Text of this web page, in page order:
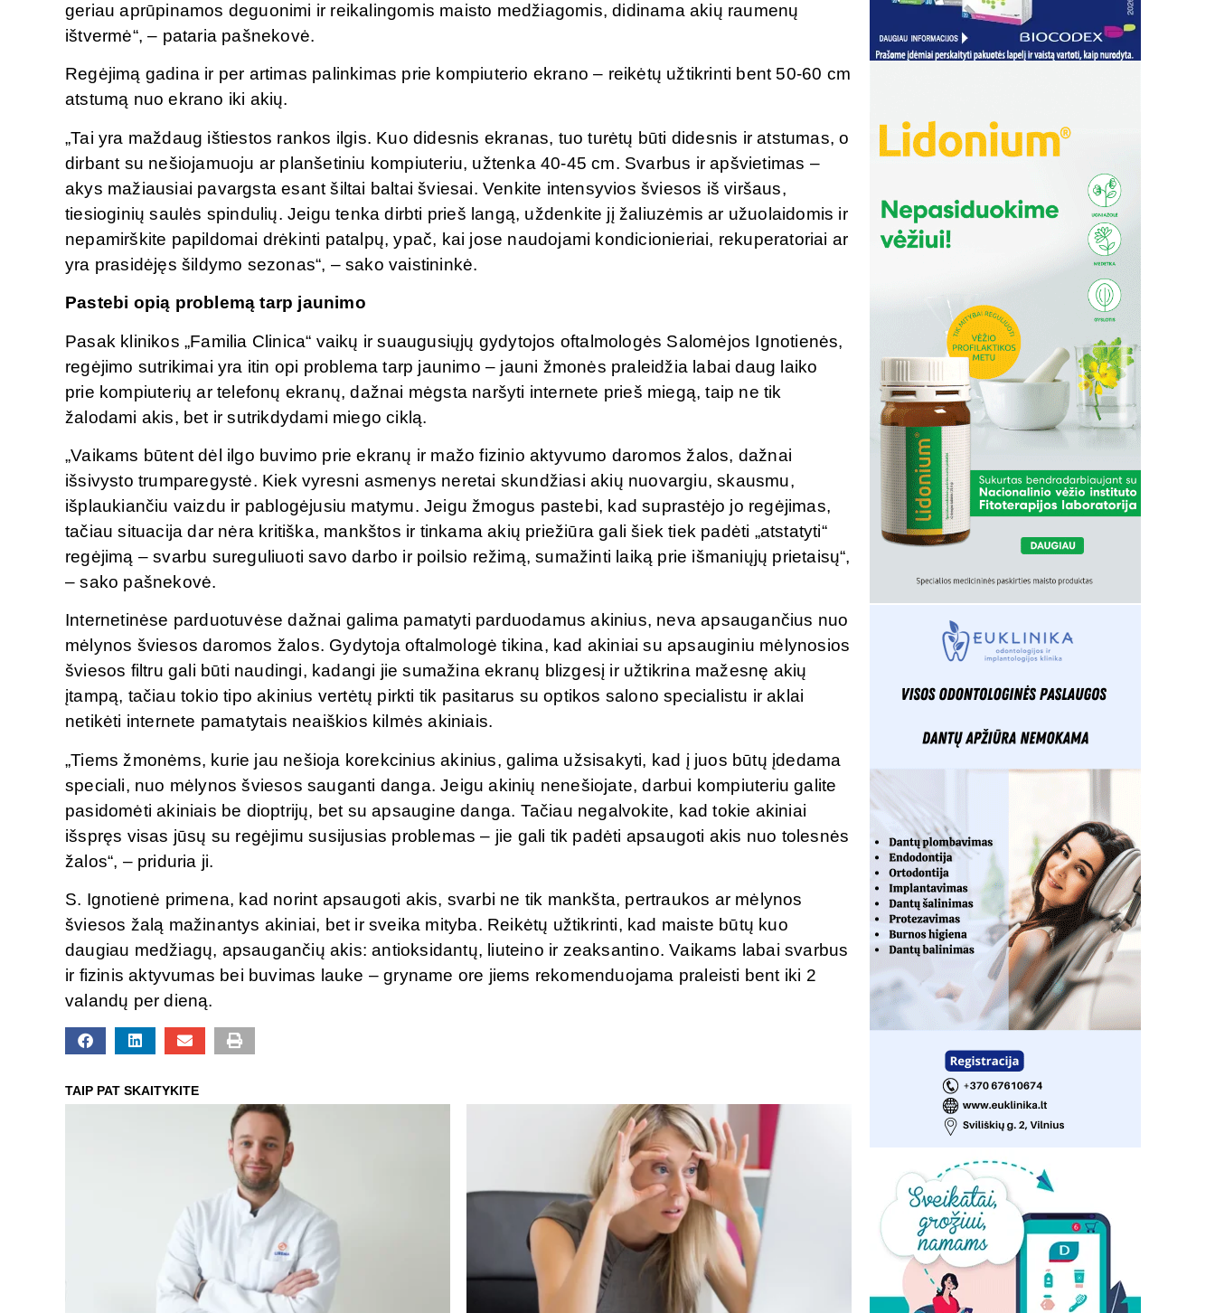
geriau aprūpinamos deguonimi ir reikalingomis maisto medžiagomis, didinama akių raumenų
ištvermė“, – pataria pašnekovė.
Regėjimą gadina ir per artimas palinkimas prie kompiuterio ekrano – reikėtų užtikrinti bent 50-60 cm
atstumą nuo ekrano iki akių.
„Tai yra maždaug ištiestos rankos ilgis. Kuo didesnis ekranas, tuo turėtų būti didesnis ir atstumas, o
dirbant su nešiojamuoju ar planšetiniu kompiuteriu, užtenka 40-45 cm. Svarbus ir apšvietimas –
akys mažiausiai pavargsta esant šiltai baltai šviesai. Venkite intensyvios šviesos iš viršaus,
tiesioginių saulės spindulių. Jeigu tenka dirbti prieš langą, uždenkite jį žaliuzėmis ar užuolaidomis ir
nepamirškite papildomai drėkinti patalpų, ypač, kai jose naudojami kondicionieriai, rekuperatoriai ar
yra prasidėjęs šildymo sezonas“, – sako vaistininkė.
Pastebi opią problemą tarp jaunimo
Pasak klinikos „Familia Clinica“ vaikų ir suaugusiųjų gydytojos oftalmologės Salomėjos Ignotienės,
regėjimo sutrikimai yra itin opi problema tarp jaunimo – jauni žmonės praleidžia labai daug laiko
prie kompiuterių ar telefonų ekranų, dažnai mėgsta naršyti internete prieš miegą, taip ne tik
žalodami akis, bet ir sutrikdydami miego ciklą.
„Vaikams būtent dėl ilgo buvimo prie ekranų ir mažo fizinio aktyvumo daromos žalos, dažnai
išsivysto trumparegystė. Kiek vyresni asmenys neretai skundžiasi akių nuovargiu, skausmu,
išplaukiančiu vaizdu ir pablogėjusiu matymu. Jeigu žmogus pastebi, kad suprastėjo jo regėjimas,
tačiau situacija dar nėra kritiška, mankštos ir tinkama akių priežiūra gali šiek tiek padėti „atstatyti“
regėjimą – svarbu sureguliuoti savo darbo ir poilsio režimą, sumažinti laiką prie išmaniųjų prietaisų“,
– sako pašnekovė.
Internetinėse parduotuvėse dažnai galima pamatyti parduodamus akinius, neva apsaugančius nuo
mėlynos šviesos daromos žalos. Gydytoja oftalmologė tikina, kad akiniai su apsauginiu mėlynosios
šviesos filtru gali būti naudingi, kadangi jie sumažina ekranų blizgesį ir užtikrina mažesnę akių
įtampą, tačiau tokio tipo akinius vertėtų pirkti tik pasitarus su optikos salono specialistu ir aklai
netikėti internete pamatytais neaiškios kilmės akiniais.
„Tiems žmonėms, kurie jau nešioja korekcinius akinius, galima užsisakyti, kad į juos būtų įdedama
speciali, nuo mėlynos šviesos sauganti danga. Jeigu akinių nenešiojate, darbui kompiuteriu galite
pasidomėti akiniais be dioptrijų, bet su apsaugine danga. Tačiau negalvokite, kad tokie akiniai
išspręs visas jūsų su regėjimu susijusias problemas – jie gali tik padėti apsaugoti akis nuo tolesnės
žalos“, – priduria ji.
S. Ignotienė primena, kad norint apsaugoti akis, svarbi ne tik mankšta, pertraukos ar mėlynos
šviesos žalą mažinantys akiniai, bet ir sveika mityba. Reikėtų užtikrinti, kad maiste būtų kuo
daugiau medžiagų, apsaugančių akis: antioksidantų, liuteino ir zeaksantino. Vaikams labai svarbus
ir fizinis aktyvumas bei buvimas lauke – gryname ore jiems rekomenduojama praleisti bent iki 2
valandų per dieną.
TAIP PAT SKAITYKITE